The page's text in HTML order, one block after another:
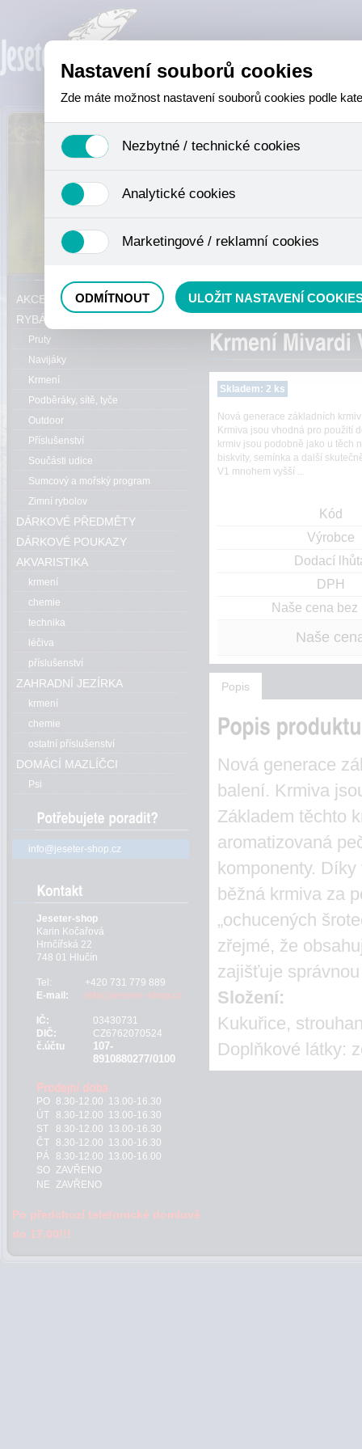
Právě se nacházíte:
Method mixy
Skladem: 2 ks
Nová generace základních
Krmiva jsou vhodná pro použití
krmiv jsou podobně jako u těch
biskvity, semínka a další
V1 mnohem vyšší ...
Kód
Výrobce
Dodací
DPH
Naše cena bez
Naše
Popis
Nová generace
balení. Krmiva
Základem těchto
aromatizovaná
komponenty.
běžná krmiva za
„ochucených
zřejmé, že
zajišťuje
Složení:
Kukuřice,
Doplňkové látky:
AKCE, SLEVY, VÝPRODEJ
RYBÁŘSKÝ SORTIMENT
Pruty
Navijáky
Krmení
Podběráky, sítě, tyče
Outdoor
Příslušenství
Součásti udice
Sumcový a mořský program
Zimní rybolov
DÁRKOVÉ PŘEDMĚTY
DÁRKOVÉ POUKAZY
AKVARISTIKA
krmení
chemie
technika
léčiva
příslušenství
ZAHRADNÍ JEZÍRKA
krmení
chemie
ostatní příslušenství
DOMÁCÍ MAZLÍČCI
Psi
info@jeseter-shop.cz
Jeseter-shop
Karin Kočařová
Hrnčířská 22
748 01 Hlučín
Tel:
+420 731 779 889
E-mail:
info@jeseter-shop.cz
IČ:
03430731
DIČ:
CZ6762070524
č.účtu
107-
8910880277/0100
PO 8.30-12.00 13.00-16.30
ÚT
8.30-12.00 13.00-16.30
ST
8.30-12.00 13.00-16.30
ČT
8.30-12.00 13.00-16.30
PÁ
8.30-12.00 13.00-16.00
SO ZAVŘENO
NE ZAVŘENO
Po předchozí telefonické domluvě
do 17.00!!!
Nastavení souborů cookies
Zde máte možnost nastavení souborů cookies podle
Nezbytné / technické cookies
se mimo jiné k ukládání produktů v nákupním košíku,
není zapotřebí Váš souhlas a není možné jej ani odebrat.
Analytické cookies
nejedná o osobní údaje, protože anonymizované cookies
odkazy, prohlížené zboží apod.
Marketingové / reklamní cookies
ODMÍTNOUT ULOŽIT NASTAVENÍ